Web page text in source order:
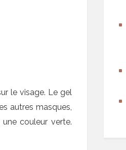
le visage. Le gel
autres masques,
couleur verte.